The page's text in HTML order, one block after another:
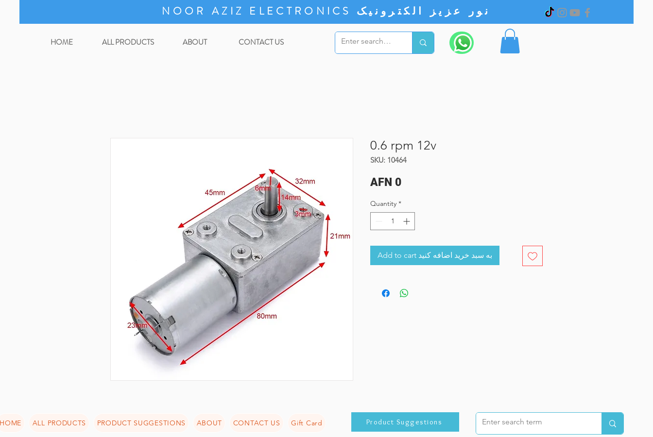
HOME ALL PRODUCTS ABOUT CONTACT US
NOOR AZIZ ELECTRONICS
0.6 rpm 12v
SKU: 10464
AFN 0Price
Quantity *
Add to cart به سبد خرید اضافه کنید
HOME ALL PRODUCTS PRODUCT SUGGESTIONS ABOUT CONTACT US Gift Card Product Suggestions